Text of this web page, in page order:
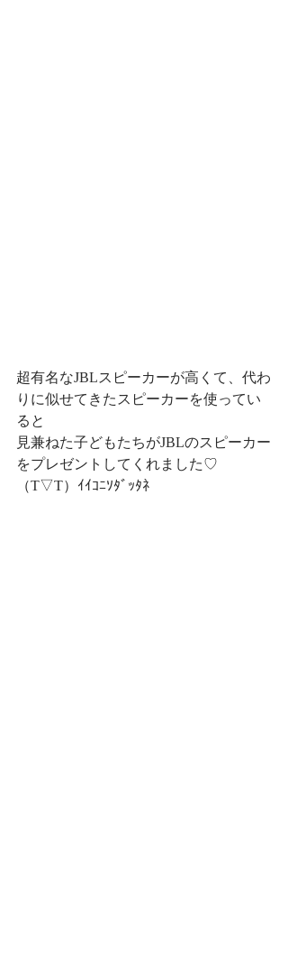
超有名なJBLスピーカーが高くて、代わ
りに似せてきたスピーカーを使ってい
ると
見兼ねた子どもたちがJBLのスピーカー
をプレゼントしてくれました♡
（T▽T）ｲｲｺﾆｿﾀﾞｯﾀﾈ